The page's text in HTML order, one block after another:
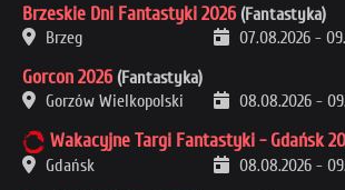
Brzeskie Dni Fantastyki 2026 (Fantastyka)
Brzeg
07.08.2026 -
Gorcon 2026 (Fantastyka)
Gorzów Wielkopolski
08.08.2026 -
Wakacyjne Targi Fantastyki - Gdańsk
Gdańsk
08.08.2026 -